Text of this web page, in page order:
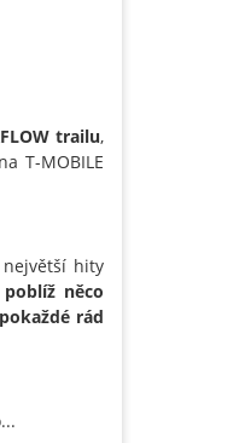
trailu,
T-MOBILE
hity
něco
rád